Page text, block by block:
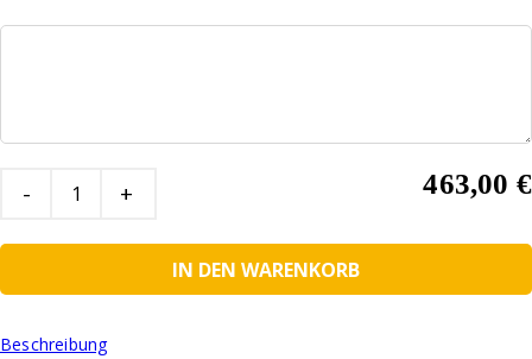
Quantity 463,00 €
IN DEN WARENKORB
Beschreibung